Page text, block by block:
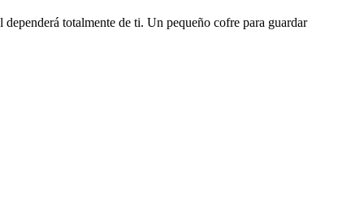
totalmente de ti. Un pequeño cofre para guardar